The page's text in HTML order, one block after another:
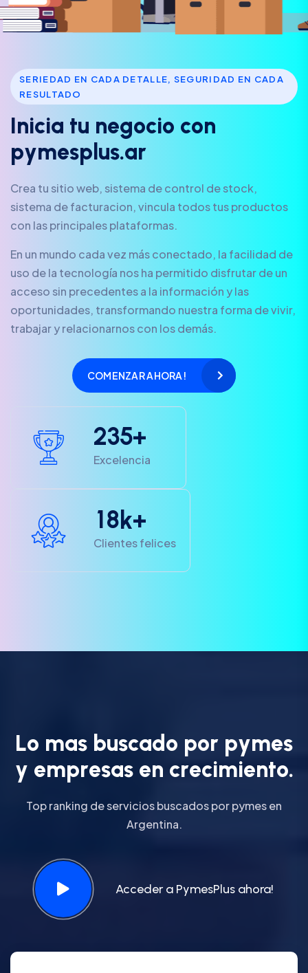
SERIEDAD EN CADA DETALLE, SEGURIDAD EN CADA
RESULTADO
Inicia tu negocio con
pymesp us.ar
Crea tu sitio web, sistema de control de stock,
sistema de facturacion, vincula todos tus productos
con las principales plataformas.
En un mundo cada vez más conectado, la facilidad de
uso de la tecnología nos ha permitido disfrutar de un
acceso sin precedentes a la información y las
oportunidades, transformando nuestra forma de vivir,
trabajar y relacionarnos con los demás.
COMENZAR AHORA!
235+
Excelencia
18k+
Clientes felices
Lo mas buscado por pymes
y empresas en crecimiento.
Top ranking de servicios buscados por pymes en
Argentina.
Acceder a PymesPlus ahora!